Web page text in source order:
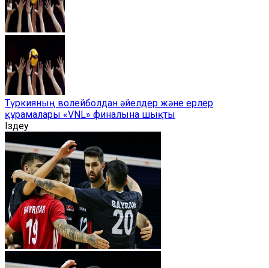
Түркияның волейболдан әйелдер және ерлер
құрамалары «VNL» финалына шықты
Іздеу